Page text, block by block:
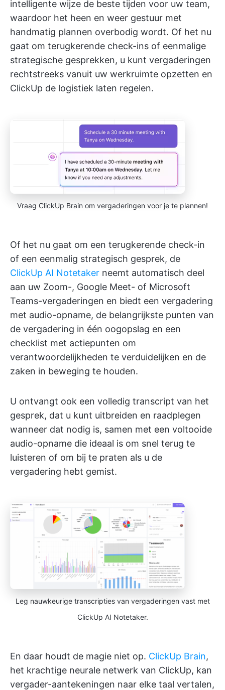
intelligente wijze de beste tijden voor uw team,
waardoor het heen en weer gestuur met
handmatig plannen overbodig wordt. Of het nu
gaat om terugkerende check-ins of eenmalige
strategische gesprekken, u kunt vergaderingen
rechtstreeks vanuit uw werkruimte opzetten en
ClickUp de logistiek laten regelen.
Vraag ClickUp Brain om vergaderingen voor je te plannen!
Of het nu gaat om een terugkerende check-in
of een eenmalig strategisch gesprek, de
ClickUp AI Notetaker neemt automatisch deel
aan uw Zoom-, Google Meet- of Microsoft
Teams-vergaderingen en biedt een vergadering
met audio-opname, de belangrijkste punten van
de vergadering in één oogopslag en een
checklist met actiepunten om
verantwoordelijkheden te verduidelijken en de
zaken in beweging te houden.
U ontvangt ook een volledig transcript van het
gesprek, dat u kunt uitbreiden en raadplegen
wanneer dat nodig is, samen met een voltooide
audio-opname die ideaal is om snel terug te
luisteren of om bij te praten als u de
vergadering hebt gemist.
Leg nauwkeurige transcripties van vergaderingen vast met
ClickUp AI Notetaker.
En daar houdt de magie niet op. ClickUp Brain,
het krachtige neurale netwerk van ClickUp, kan
vergader-aantekeningen naar elke taal vertalen,